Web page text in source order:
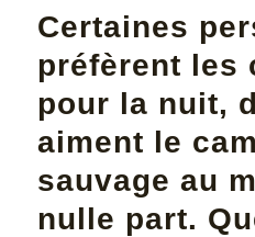
Certaines
préfèrent les
pour la nuit,
aiment le
sauvage au
nulle part.